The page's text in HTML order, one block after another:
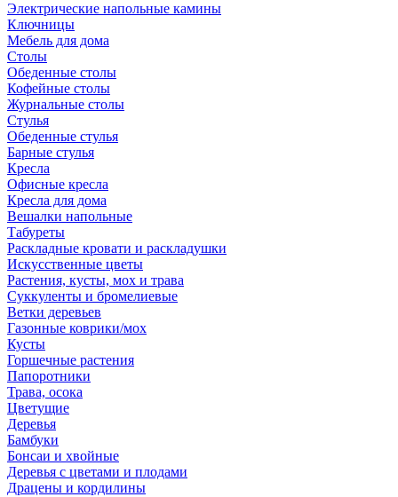
Электрические напольные камины
Ключницы
Мебель для дома
Столы
Обеденные столы
Кофейные столы
Журнальные столы
Стулья
Обеденные стулья
Барные стулья
Кресла
Офисные кресла
Кресла для дома
Вешалки напольные
Табуреты
Раскладные кровати и раскладушки
Искусственные цветы
Растения, кусты, мох и трава
Суккуленты и бромелиевые
Ветки деревьев
Газонные коврики/мох
Кусты
Горшечные растения
Папоротники
Трава, осока
Цветущие
Деревья
Бамбуки
Бонсаи и хвойные
Деревья с цветами и плодами
Драцены и кордилины